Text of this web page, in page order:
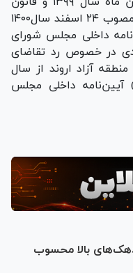
تسهیل صدور مجوز‌های کسب و کار مصوب ۲۴ اسفند سال۱۴۰۰
(۱) ماده (۱۰۷) آیین‌نامه داخلی مجلس شورای
در خصوص رد تقاضای
آزاد اروند از سال
تا ۱۴۰۳ در اجرای ماده (۲۱۲) آیین‌نامه داخلی مجلس
دهک‌های بالا محسوب